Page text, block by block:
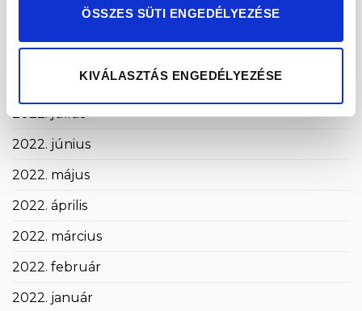
ÖSSZES SÜTI ENGEDÉLYEZÉSE
KIVÁLASZTÁS ENGEDÉLYEZÉSE
2022. október
2022. szeptember
2022. augusztus
2022. július
2022. június
2022. május
2022. április
2022. március
2022. február
2022. január